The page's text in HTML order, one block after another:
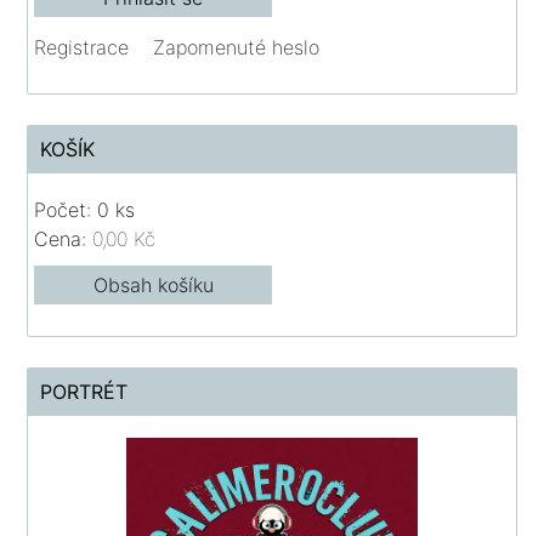
Registrace Zapomenuté heslo
KOŠÍK
Počet: 0 ks
Cena: 0,00 Kč
Obsah košíku
PORTRÉT